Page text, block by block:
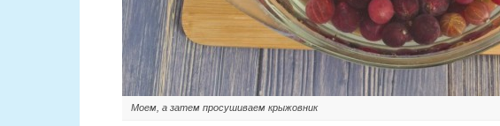
Моем, а затем просушиваем крыжовник